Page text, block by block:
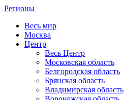
Регионы
Весь мир
Москва
Центр
Весь Центр
Московская область
Белгородская область
Брянская область
Владимирская область